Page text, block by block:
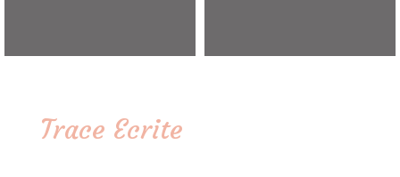
Trace Ecrite